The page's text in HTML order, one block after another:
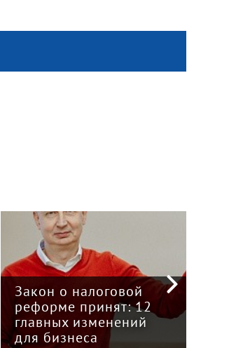
Закон о налоговой
реформе принят: 12
главных изменений
для бизнеса